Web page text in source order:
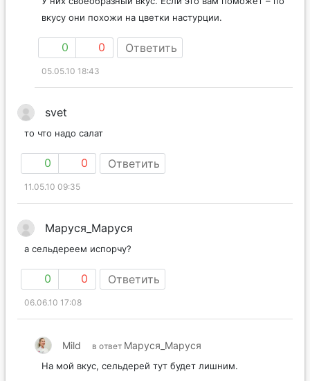
вкусу они похожи на цветки настурции.
0 0 Ответить
05.05.10 18:43
svet
то что надо салат
0 0 Ответить
11.05.10 09:35
Маруся_Маруся
а сельдереем испорчу?
0 0 Ответить
06.06.10 17:08
Mild в ответ Маруся_Маруся
На мой вкус, сельдерей тут будет лишним.